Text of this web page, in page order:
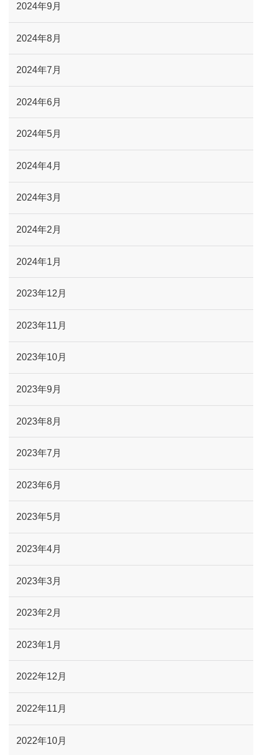
2024年9月
2024年8月
2024年7月
2024年6月
2024年5月
2024年4月
2024年3月
2024年2月
2024年1月
2023年12月
2023年11月
2023年10月
2023年9月
2023年8月
2023年7月
2023年6月
2023年5月
2023年4月
2023年3月
2023年2月
2023年1月
2022年12月
2022年11月
2022年10月